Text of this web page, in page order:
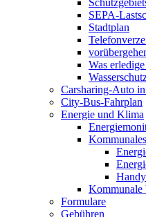
SEPA-
Stadtplan
Was
Carsharing-Auto
City-Bus-Fahrplan
Energie und Klima
Kommunale
Formulare
Gebühren